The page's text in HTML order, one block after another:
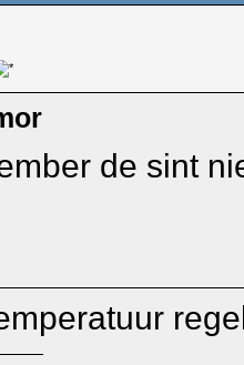
de sint